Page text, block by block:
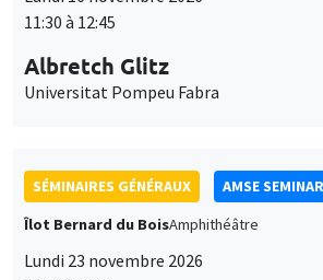
Albretch Glitz
Universitat Pompeu Fabra
Îlot Bernard du BoisAmphithéâtre
Lundi 23 novembre 2026
11:30 à 12:45